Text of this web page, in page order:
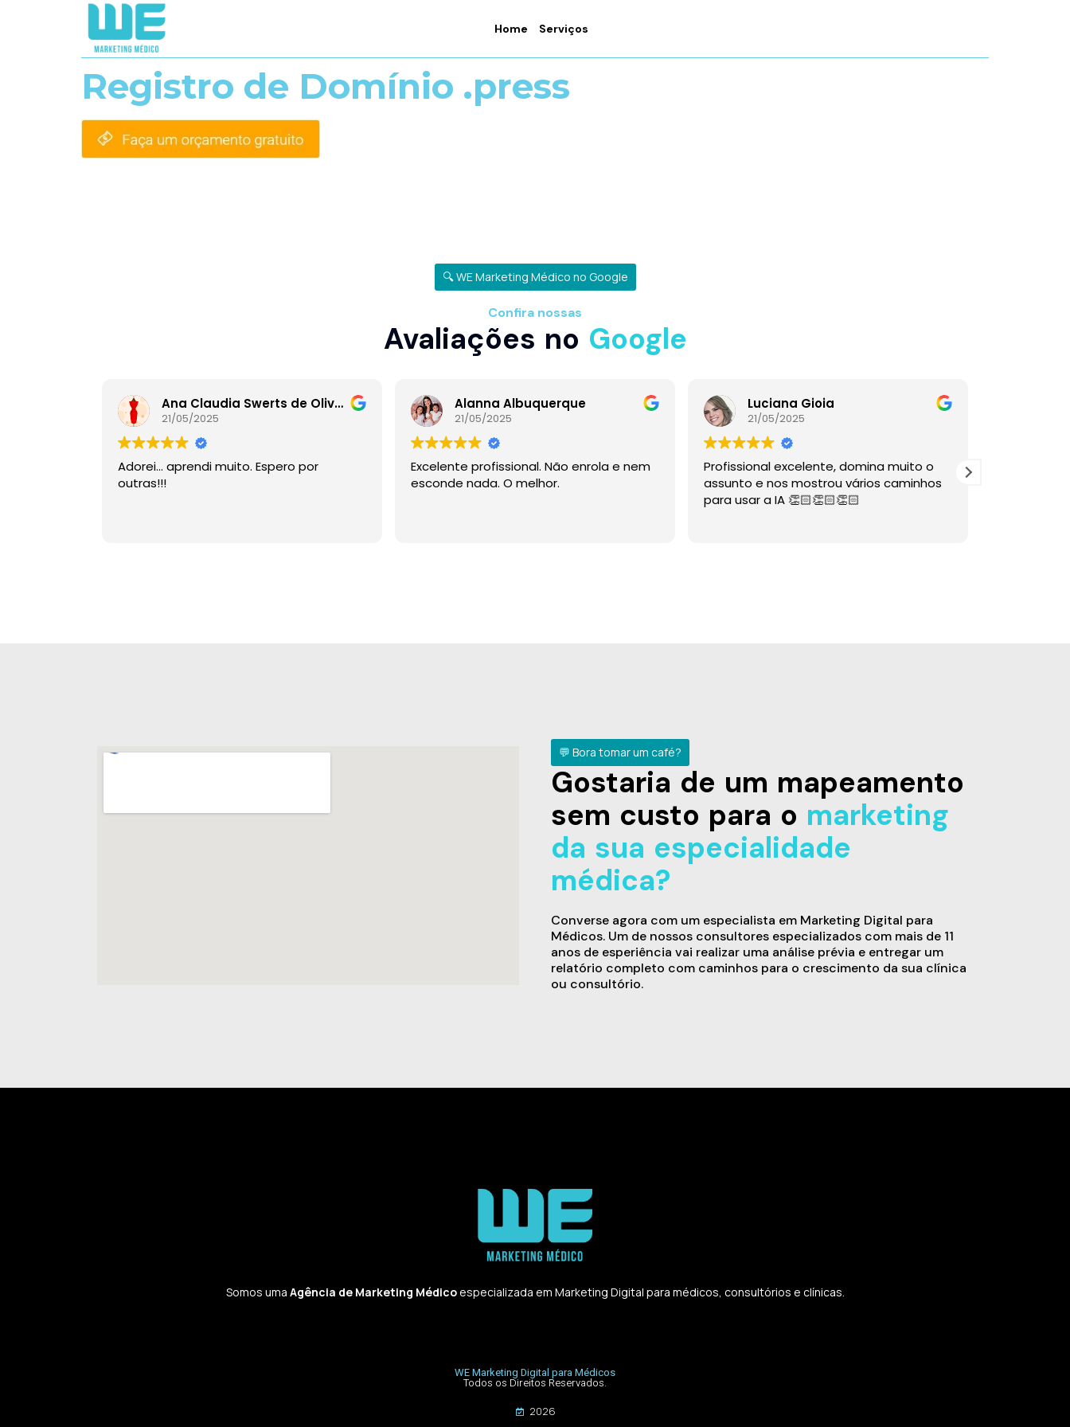
Home Serviços
Registro de Domínio .press
🔍 WE Marketing Médico no Google
Confira nossas
Avaliações no Google
Ana Claudia Swerts de Oliveira
21/05/2025
Adorei… aprendi muito. Espero por
outras!!!
Alanna Albuquerque
21/05/2025
Excelente profissional. Não enrola e nem
esconde nada. O melhor.
Luciana Gioia
21/05/2025
Profissional excelente, domina muito o
assunto e nos mostrou vários caminhos
para usar a IA 👏🏻👏🏻👏🏻
💬 Bora tomar um café?
Gostaria de um mapeamento
sem custo para o marketing
da sua especialidade
médica?
Converse agora com um especialista em Marketing Digital para
Médicos. Um de nossos consultores especializados com mais de 11
anos de esperiência vai realizar uma análise prévia e entregar um
relatório completo com caminhos para o crescimento da sua clínica
ou consultório.
Somos uma Agência de Marketing Médicoespecializada em Marketing Digital para médicos, consultórios e clínicas.
WE Marketing Digital para Médicos
Todos os Direitos Reservados.
2026